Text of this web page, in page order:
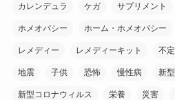
カレンデュラ ケガ サプリメント
ホメオパシー ホーム・ホメオパシー
レメディー レメディーキット 不
地震 子供 恐怖 慢性病 新
新型コロナウィルス 栄養 災害